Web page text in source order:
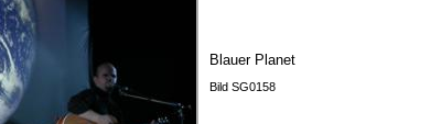
Blauer Planet
Bild SG0158